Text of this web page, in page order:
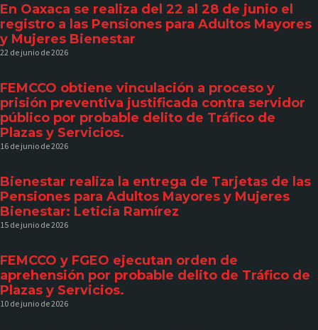
En Oaxaca se realiza del 22 al 28 de junio el
registro a las Pensiones para Adultos Mayores
y Mujeres Bienestar
22 de junio de 2026
FEMCCO obtiene vinculación a proceso y
prisión preventiva justificada contra servidor
público por probable delito de Tráfico de
Plazas y Servicios.
16 de junio de 2026
Bienestar realiza la entrega de Tarjetas de las
Pensiones para Adultos Mayores y Mujeres
Bienestar: Leticia Ramírez
15 de junio de 2026
FEMCCO y FGEO ejecutan orden de
aprehensión por probable delito de Tráfico de
Plazas y Servicios.
10 de junio de 2026